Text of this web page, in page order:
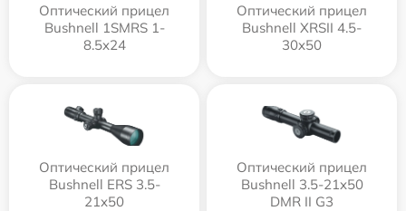
Оптический прицел
Bushnell 1SMRS 1-
8.5x24
Оптический прицел
Bushnell XRSII 4.5-
30x50
Оптический прицел
Bushnell ERS 3.5-
21x50
Оптический прицел
Bushnell 3.5-21x50
DMR II G3